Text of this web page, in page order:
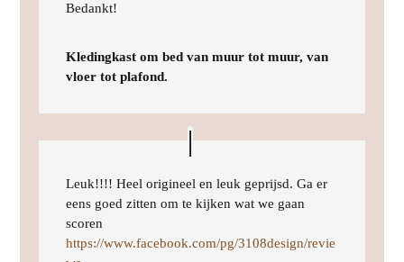
Bedankt!
Kledingkast om bed van muur tot muur, van
vloer tot plafond.
Leuk!!!! Heel origineel en leuk geprijsd. Ga er
eens goed zitten om te kijken wat we gaan
scoren
https://www.facebook.com/pg/3108design/revie